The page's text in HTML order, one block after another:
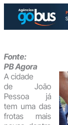
Fonte:
PB Agora
A cidade
de João
Pessoa já
tem uma das
frotas mais